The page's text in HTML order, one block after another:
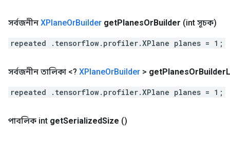
সর্বজনীন XPlaneOrBuilder getPlanesOrBuilder (int সূচক)
repeated .tensorflow.profiler.XPlane planes = 1;
সর্বজনীন তালিকা <? XPlaneOrBuilder > getPlanesOrBuilder
repeated .tensorflow.profiler.XPlane planes = 1;
পাবলিক int getSerializedSize ()